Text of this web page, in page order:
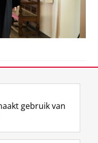
L
R I
Y
gebruik van